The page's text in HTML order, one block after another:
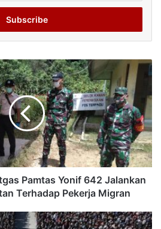
Pamtas Yonif 642 Jalankan
Terhadap Pekerja Migran